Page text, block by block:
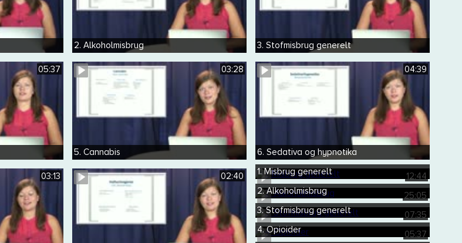
2. Alkoholmisbrug 3. Stofmisbrug generelt
05:37 03:28
5. Cannabis
04:39
6. Sedativa og hypnotika
03:13 02:40 12:44
1. Misbrug generelt
25:05
2. Alkoholmisbrug
07:35
3. Stofmisbrug generelt
05:37
4. Opioider